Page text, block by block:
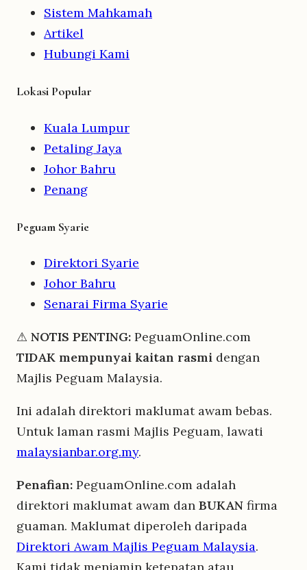
Sistem Mahkamah
Artikel
Hubungi Kami
Lokasi Popular
Kuala Lumpur
Petaling Jaya
Johor Bahru
Penang
Peguam Syarie
Direktori Syarie
Johor Bahru
Senarai Firma Syarie
⚠ NOTIS PENTING: PeguamOnline.com
TIDAK mempunyai kaitan rasmi dengan
Majlis Peguam Malaysia.
Ini adalah direktori maklumat awam bebas.
Untuk laman rasmi Majlis Peguam, lawati
malaysianbar.org.my.
Penafian: PeguamOnline.com adalah
direktori maklumat awam dan BUKAN firma
guaman. Maklumat diperoleh daripada
Direktori Awam Majlis Peguam Malaysia.